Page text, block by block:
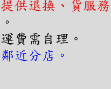
集、處理、利用，詳參 AFTEE 官網之『個
若款項超過繳費期限，將根據當次的金額
未成年的使用者，請事先徵得法定代理人
AFTEE。